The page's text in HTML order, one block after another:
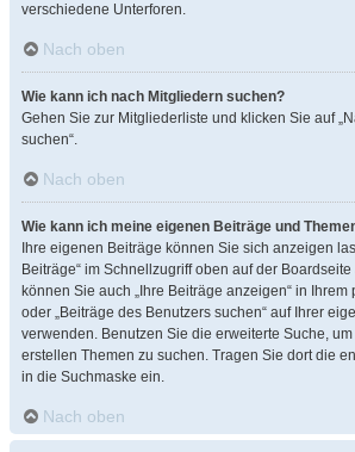
verschiedene Unterforen.
Nach oben
Wie kann ich nach Mitgliedern suchen?
Gehen Sie zur Mitgliederliste und klicken Sie auf
suchen“.
Nach oben
Wie kann ich meine eigenen Beiträge und
Ihre eigenen Beiträge können Sie sich anzeigen
Beiträge“ im Schnellzugriff oben auf der
können Sie auch „Ihre Beiträge anzeigen“ in
oder „Beiträge des Benutzers suchen“ auf Ihrer
verwenden. Benutzen Sie die erweiterte Suche,
erstellen Themen zu suchen. Tragen Sie dort die
in die Suchmaske ein.
Nach oben